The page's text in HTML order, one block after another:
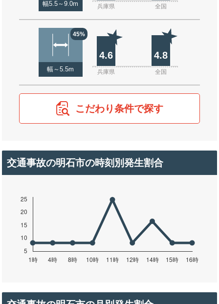
幅5.5～9.0m 兵庫県 全国
45%
幅～5.5m
4.6 4.8
兵庫県 全国
こだわり条件で探す
交通事故の明石市の時刻別発生割合